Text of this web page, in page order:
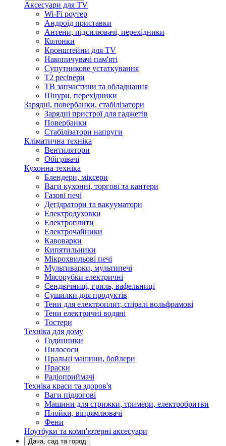
Аксесуари для TV
Wi-Fi роутер
Андроід приставки
Антени, підсилювачі, перехідники
Колонки
Кронштейни для TV
Накопичувачі пам'яті
Супутникове устаткування
Т2 ресівери
ТВ запчастини та обладнання
Шнури, перехідники
Зарядні, повербанки, стабілізатори
Зарядні пристрої для гаджетів
Повербанки
Стабілізатори напруги
Кліматична техніка
Вентилятори
Обігрівачі
Кухонна техніка
Блендери, міксери
Ваги кухонні, торгові та кантери
Газові печі
Дегідратори та вакууматори
Електродуховки
Електроплити
Електрочайники
Кавоварки
Кипятильники
Мікрохвильові печі
Мультиварки, мультипечі
Мясорубки електричні
Сендвічниці, гриль, вафельниці
Сушилки для продуктів
Тени для електроплит, спіралі вольфрамові
Тени електричні водяні
Тостери
Техніка для дому
Годинники
Пилососи
Пральні машини, бойлери
Праски
Радіоприймачі
Техніка краси та здоров'я
Ваги підлогові
Машини для стрижки, тримери, електробритви
Плойки, віпрямлювачі
Фени
Ноутбуки та комп'ютерні аксесуари
Дача, сад та город